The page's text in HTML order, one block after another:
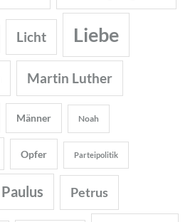
Licht Liebe
Martin Luther
Männer Noah
Opfer Parteipolitik
Paulus Petrus